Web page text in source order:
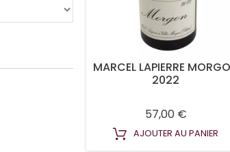
MARCEL LAPIERRE
2022
57,00 €Prix
AJOUTER AU PANIER